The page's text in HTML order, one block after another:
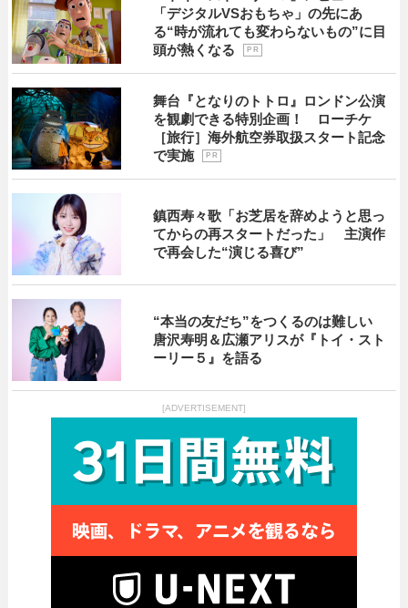
「デジタルVSおもちゃ」の先にあ
る“時が流れても変わらないもの”に目
頭が熱くなる
P R
舞台『となりのトトロ』ロンドン公演
を観劇できる特別企画！ ローチケ
［旅行］海外航空券取扱スタート記念
で実施
P R
鎮西寿々歌「お芝居を辞めようと思っ
てからの再スタートだった」 主演作
で再会した“演じる喜び”
“本当の友だち”をつくるのは難しい
唐沢寿明＆広瀬アリスが『トイ・スト
ーリー５』を語る
[ADVERTISEMENT]